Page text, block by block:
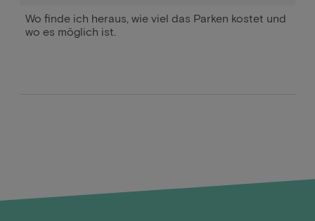
Wo finde ich heraus, wie viel das Parken kostet und
wo es möglich ist.